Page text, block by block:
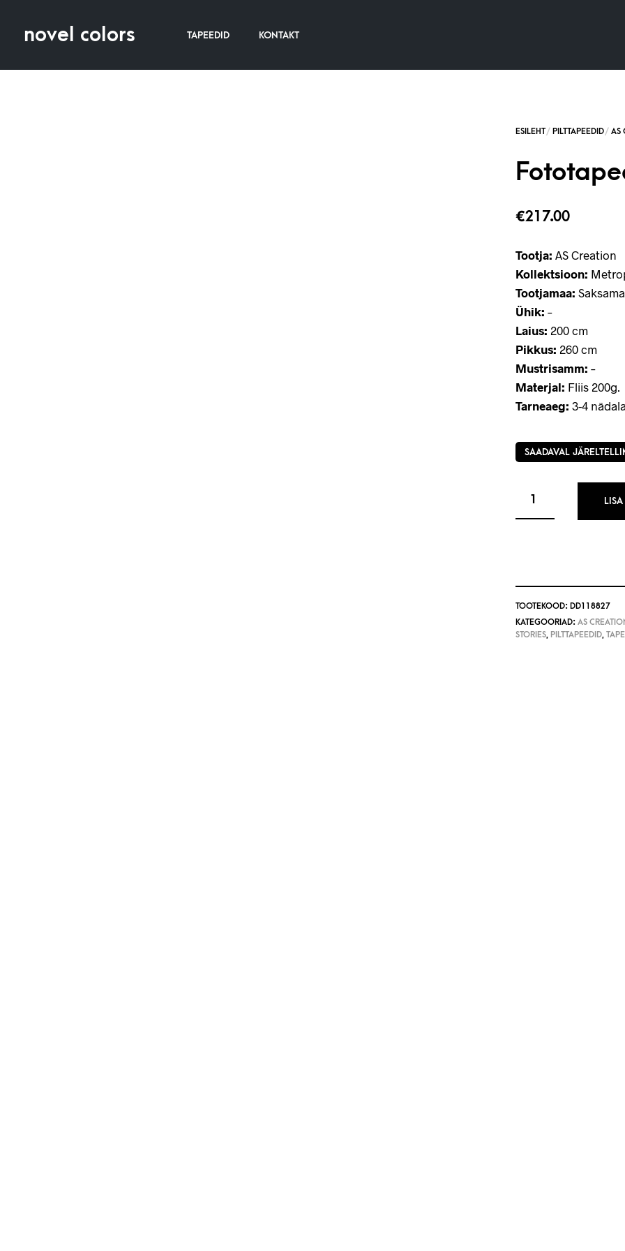
TAPEEDID KONTAKT
novel colors
€217.00
Tootja: AS Creation
Kollektsioon:
Tootjamaa:
Ühik: –
Laius: 200 cm
Pikkus: 260 cm
Mustrisamm: –
Materjal: Fliis 200g.
Tarneaeg: 3-4
SAADAVAL
TOOTEKOOD: DD118827
KATEGOORIAD: AS
STORIES, PILTTAPEEDID,